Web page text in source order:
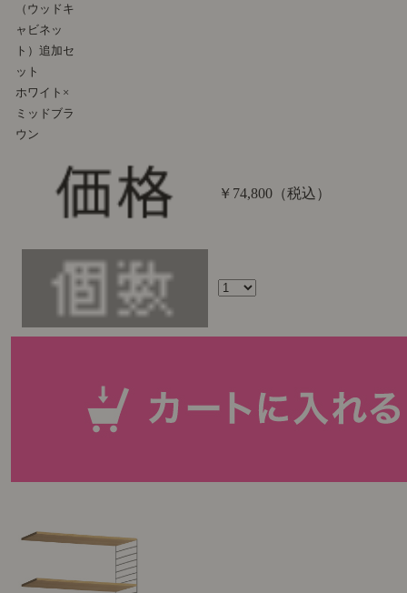
（ウッドキ
ャビネッ
ト）追加セ
ット
ホワイト×
ミッドブラ
ウン
￥74,800 （税込）